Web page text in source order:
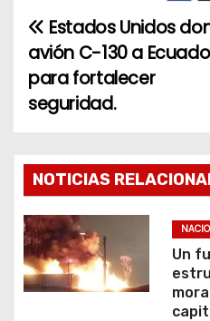
N
a
v
g
a
c
i
Estados Unidos
avión C-130 a
para fortalecer
seguridad.
NOTICIAS
Un